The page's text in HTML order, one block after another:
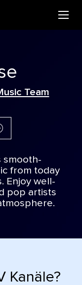
Team
smooth-
from today
Enjoy well-
pop artists
Kanäle?